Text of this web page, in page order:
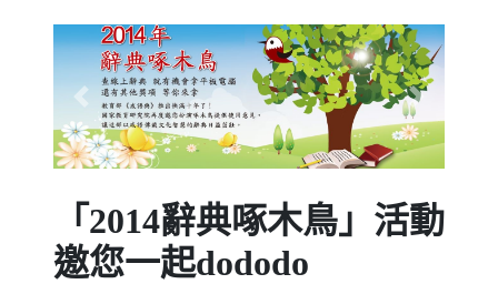
Previous Next
「2014辭典啄木鳥」活動
邀您一起dododo